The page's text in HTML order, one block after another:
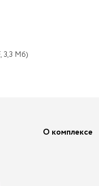
3,3 Мб)
О комплексе